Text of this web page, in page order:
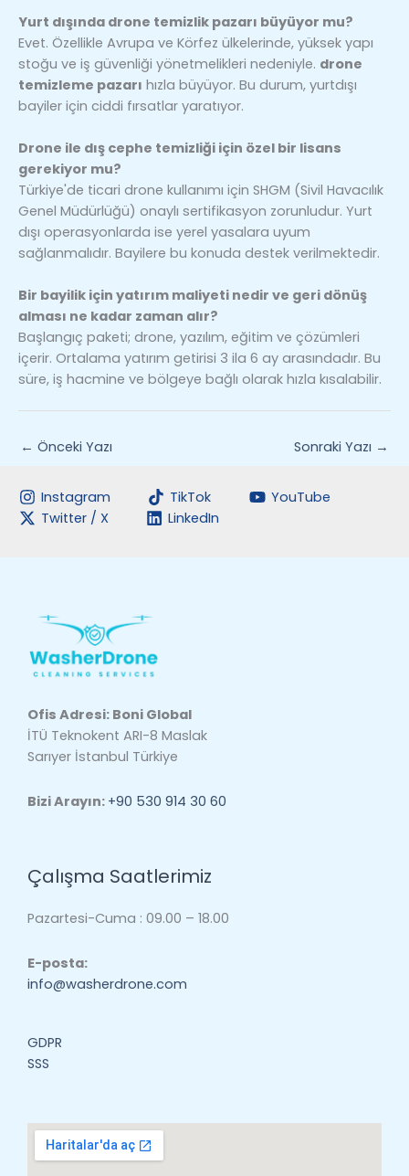
Yurt dışında drone temizlik pazarı büyüyor mu?
Evet. Özellikle Avrupa ve Körfez ülkelerinde, yüksek yapı
stoğu ve iş güvenliği yönetmelikleri nedeniyle. drone
temizleme pazarı hızla büyüyor. Bu durum, yurtdışı
bayiler için ciddi fırsatlar yaratıyor.
Drone ile dış cephe temizliği için özel bir lisans
gerekiyor mu?
Türkiye'de ticari drone kullanımı için SHGM (Sivil Havacılık
Genel Müdürlüğü) onaylı sertifikasyon zorunludur. Yurt
dışı operasyonlarda ise yerel yasalara uyum
sağlanmalıdır. Bayilere bu konuda destek verilmektedir.
Bir bayilik için yatırım maliyeti nedir ve geri dönüş
alması ne kadar zaman alır?
Başlangıç paketi; drone, yazılım, eğitim ve çözümleri
içerir. Ortalama yatırım getirisi 3 ila 6 ay arasındadır. Bu
süre, iş hacmine ve bölgeye bağlı olarak hızla kısalabilir.
← Önceki Yazı Sonraki Yazı →
Instagram TikTok
YouTube
Twitter / X
LinkedIn
Ofis Adresi: Boni Global
İTÜ Teknokent ARI-8 Maslak
Sarıyer İstanbul Türkiye
Bizi Arayın: +90 530 914 30 60
Çalışma Saatlerimiz
Pazartesi-Cuma : 09.00 – 18.00
E-posta:
info@washerdrone.com
GDPR
SSS